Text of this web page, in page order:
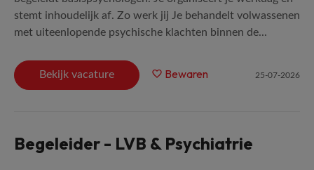
stemt inhoudelijk af. Zo werk jij Je behandelt volwassenen
met uiteenlopende psychische klachten binnen de...
Bekijk vacature Bewaren 25-07-2026
Begeleider - LVB & Psychiatrie